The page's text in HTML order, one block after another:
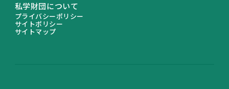
私学財団について
プライバシーポリシー
サイトポリシー
サイトマップ